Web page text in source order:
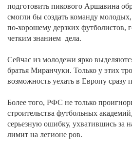
подготовить пикового Аршавина
смогли бы создать команду
по-хорошему дерзких футболистов,
четким знанием дела.
Сейчас из молодежи ярко
братья Миранчуки. Только у этих
возможность уехать в Европу сразу
Более того, РФС не только
строительства футбольных
серьезную ошибку, ухватившись за
лимит на легионе ров.